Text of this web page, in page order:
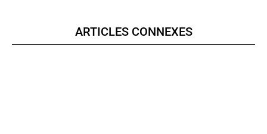
ARTICLES CONNEXES